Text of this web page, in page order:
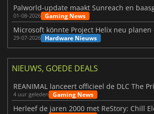
01-08-2026 Gaming News
29-07-2026 Hardware Nieuws
NIEUWS, GOEDE DEALS
REANIMAL lanceert officieel de DLC The
4 uur geleden Gaming News